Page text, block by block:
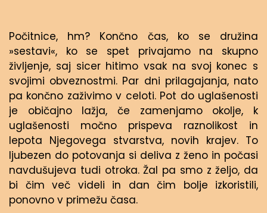
Počitnice, hm? Končno čas, ko se družina
»sestavi«, ko se spet privajamo na skupno
življenje, saj sicer hitimo vsak na svoj konec s
svojimi obveznostmi. Par dni prilagajanja, nato
pa končno zaživimo v celoti. Pot do uglašenosti
je običajno lažja, če zamenjamo okolje, k
uglašenosti močno prispeva raznolikost in
lepota Njegovega stvarstva, novih krajev. To
ljubezen do potovanja si deliva z ženo in počasi
navdušujeva tudi otroka. Žal pa smo z željo, da
bi čim več videli in dan čim bolje izkoristili,
ponovno v primežu časa.